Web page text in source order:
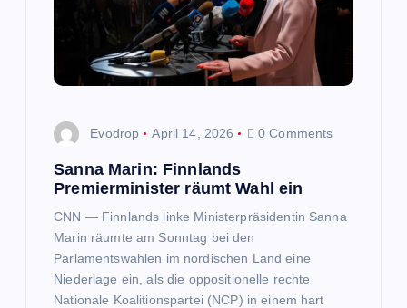
Evodrop April 14, 2026 0 Comments
Sanna Marin: Finnlands
Premierminister räumt Wahl ein
CNN — Finnlands linke Ministerpräsidentin Sanna
Marin räumte am Sonntag bei den
Parlamentswahlen im nordischen Land eine
Niederlage ein, als die oppositionelle rechte
Nationale Koalitionspartei (NCP) in einem hart